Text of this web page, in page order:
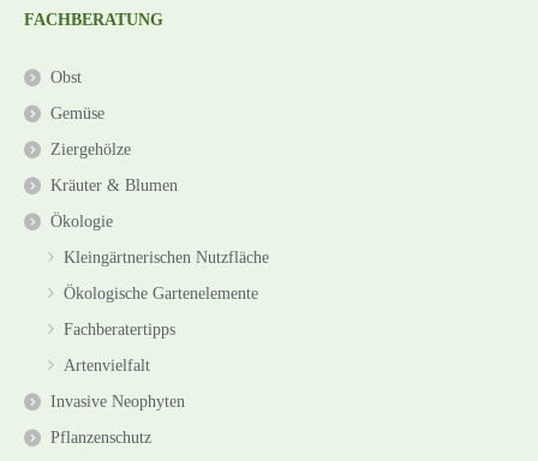
FACHBERATUNG
Obst
Gemüse
Ziergehölze
Kräuter & Blumen
Ökologie
Kleingärtnerischen Nutzfläche
Ökologische Gartenelemente
Fachberatertipps
Artenvielfalt
Invasive Neophyten
Pflanzenschutz